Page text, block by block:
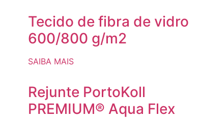
Tecido de fibra de vidro
600/800 g/m2
SAIBA MAIS
Rejunte PortoKoll
PREMIUM® Aqua Flex